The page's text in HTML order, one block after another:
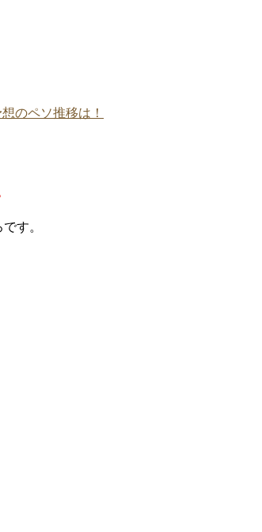
のペソ推移は！
す。